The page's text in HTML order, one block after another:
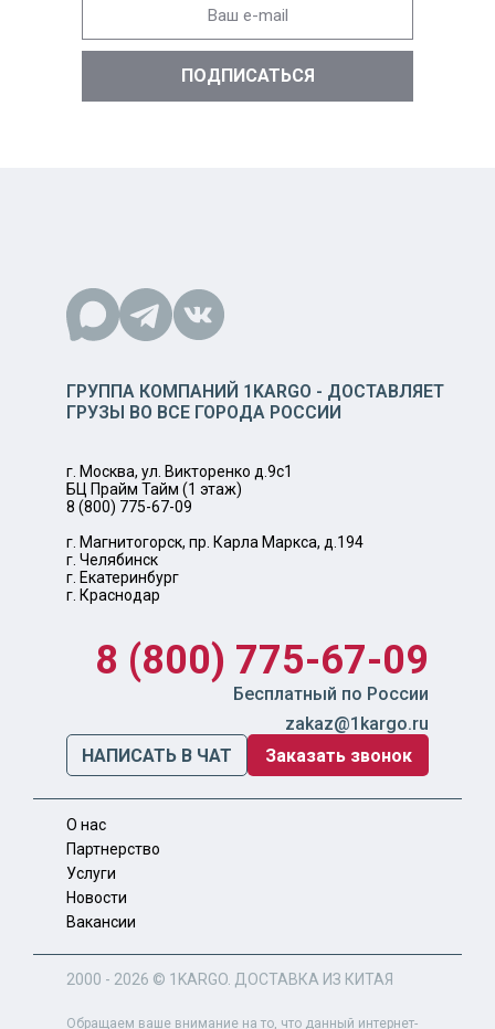
ГРУППА КОМПАНИЙ 1KARGO - ДОСТАВЛЯЕТ
ГРУЗЫ ВО ВСЕ ГОРОДА РОССИИ
г. Москва, ул. Викторенко д.9с1
БЦ Прайм Тайм (1 этаж)
8 (800) 775-67-09
г. Магнитогорск, пр. Карла Маркса, д.194
г. Челябинск
г. Екатеринбург
г. Краснодар
8 (800) 775-67-09
Бесплатный по России
zakaz@1kargo.ru
НАПИСАТЬ В ЧАТ
Заказать звонок
О нас
Партнерство
Услуги
Новости
Вакансии
2000 - 2026 © 1KARGO. ДОСТАВКА ИЗ КИТАЯ
Обращаем ваше внимание на то, что данный интернет-